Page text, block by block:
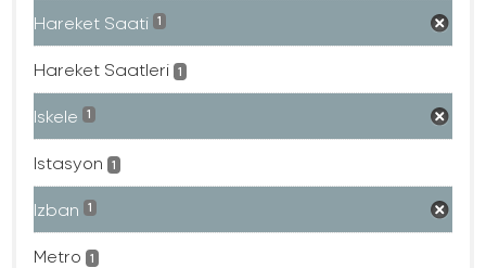
Hareket Saati 1
Hareket Saatleri 1
Iskele 1
Istasyon 1
Izban 1
Metro 1